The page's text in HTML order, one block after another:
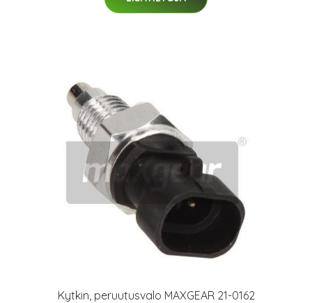
Kytkin, peruutusvalo MAXGEAR 21-0162